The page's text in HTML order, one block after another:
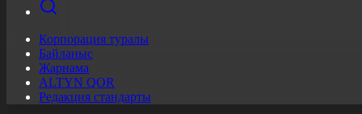
Корпорация туралы
Байланыс
Жарнама
ALTYN QOR
Редакция стандарты